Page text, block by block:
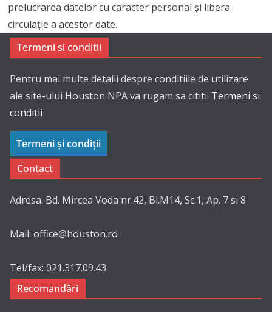
prelucrarea datelor cu caracter personal şi libera
circulaţie a acestor date.
Termeni si conditii
Pentru mai multe detalii despre conditiile de utilizare
ale site-ului Houston NPA va rugam sa cititi: Termeni si
conditii
Termeni și condiții
Contact
Adresa: Bd. Mircea Voda nr.42, Bl.M14, Sc.1, Ap. 7 si 8
Mail: office@houston.ro
Tel/fax: 021.317.09.43
Recomandări